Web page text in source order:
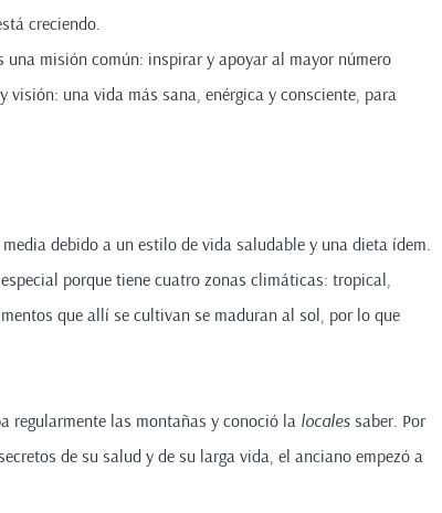
creciendo.
misión común: inspirar y apoyar al mayor número
una vida más sana, enérgica y consciente, para
debido a un estilo de vida saludable y una dieta ídem.
porque tiene cuatro zonas climáticas: tropical,
que allí se cultivan se maduran al sol, por lo que
regularmente las montañas y conoció la locales saber. Por
de su salud y de su larga vida, el anciano empezó a